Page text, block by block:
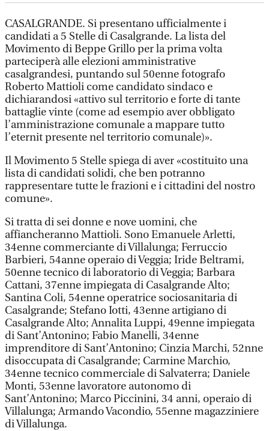
CASALGRANDE. Si presentano ufficialmente i
candidati a 5 Stelle di Casalgrande. La lista del
Movimento di Beppe Grillo per la prima volta
parteciperà alle elezioni amministrative
casalgrandesi, puntando sul 50enne fotografo
Roberto Mattioli come candidato sindaco e
dichiarandosi «attivo sul territorio e forte di tante
battaglie vinte (come ad esempio aver obbligato
l’amministrazione comunale a mappare tutto
l’eternit presente nel territorio comunale)».
Il Movimento 5 Stelle spiega di aver «costituito una
lista di candidati solidi, che ben potranno
rappresentare tutte le frazioni e i cittadini del nostro
comune».
Si tratta di sei donne e nove uomini, che
affiancheranno Mattioli. Sono Emanuele Arletti,
34enne commerciante di Villalunga; Ferruccio
Barbieri, 54anne operaio di Veggia; Iride Beltrami,
50enne tecnico di laboratorio di Veggia; Barbara
Cattani, 37enne impiegata di Casalgrande Alto;
Santina Coli, 54enne operatrice sociosanitaria di
Casalgrande; Stefano Iotti, 43enne artigiano di
Casalgrande Alto; Annalita Luppi, 49enne impiegata
di Sant’Antonino; Fabio Manelli, 34enne
imprenditore di Sant’Antonino; Cinzia Marchi, 52nne
disoccupata di Casalgrande; Carmine Marchio,
34enne tecnico commerciale di Salvaterra; Daniele
Monti, 53enne lavoratore autonomo di
Sant’Antonino; Marco Piccinini, 34 anni, operaio di
Villalunga; Armando Vacondio, 55enne magazziniere
di Villalunga.